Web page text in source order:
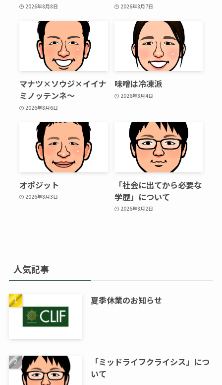
2026年8月8日 2026年8月7日
マナツ×ソウジ×イイナ
ミノッテンネ～
2026年8月6日
味噌は冷凍派
2026年8月4日
オポジット
2026年8月3日
「社会に出てから必要な
学歴」について
2026年8月2日
人気記事
夏季休業のお知らせ
「ミッドライフクライシス」につ
いて